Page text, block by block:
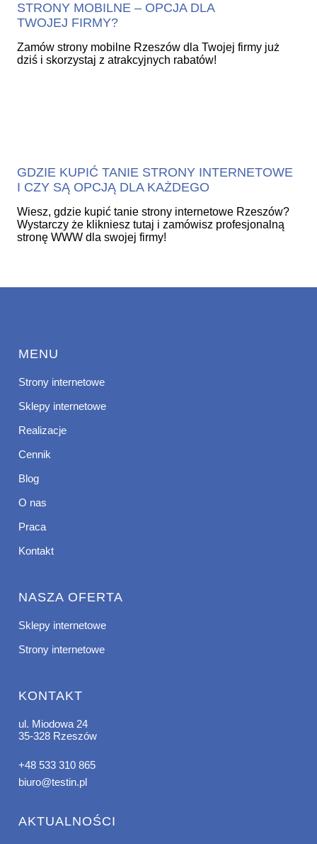
STRONY MOBILNE – OPCJA DLA
TWOJEJ FIRMY?
Zamów strony mobilne Rzeszów dla Twojej firmy już
dziś i skorzystaj z atrakcyjnych rabatów!
GDZIE KUPIĆ TANIE STRONY INTERNETOWE
I CZY SĄ OPCJĄ DLA KAŻDEGO
Wiesz, gdzie kupić tanie strony internetowe Rzeszów?
Wystarczy że klikniesz tutaj i zamówisz profesjonalną
stronę WWW dla swojej firmy!
MENU
Strony internetowe
Sklepy internetowe
Realizacje
Cennik
Blog
O nas
Praca
Kontakt
NASZA OFERTA
Sklepy internetowe
Strony internetowe
KONTAKT
ul. Miodowa 24
35-328 Rzeszów
+48 533 310 865
biuro@testin.pl
AKTUALNOŚCI